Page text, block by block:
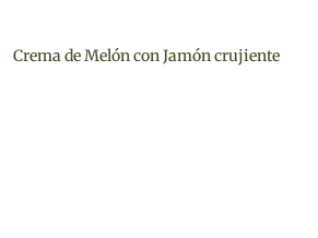
Crema de Melón con Jamón crujiente